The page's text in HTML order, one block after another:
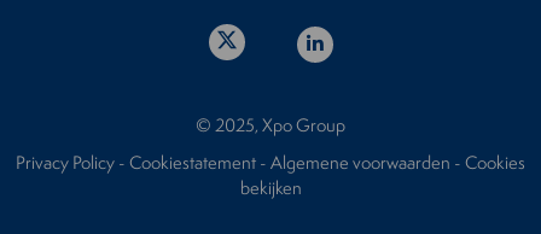
© 2025, Xpo Group
Privacy Policy-Cookiestatement-Algemene voorwaarden -Cookies
bekijken